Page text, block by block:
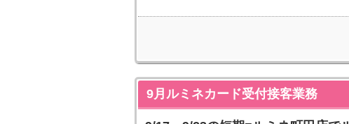
9月ルミネカード受付接客業務